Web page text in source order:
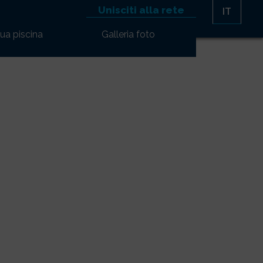
Unisciti alla rete IT
piscina Galleria foto